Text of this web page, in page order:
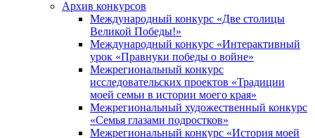
Архив конкурсов
Международный конкурс «Две столицы
Великой Победы!»
Международный конкурс «Интерактивный
урок «Правнуки победы о войне»
Межрегиональный конкурс
исследовательских проектов «Традиции
моей семьи в истории моего края»
Межрегиональный художественный конкурс
«Семья глазами подростков»
Межрегиональный конкурс «История моей